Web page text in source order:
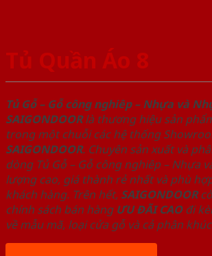
Tủ Quần Áo 8
Tủ Gỗ – Gỗ công nghiêp – Nhựa và
SAIGONDOORlà thương hiệu sản
trong một chuỗi các hệ thống
SAIGONDOOR. Chuyên sản xuất và
dòng Tủ Gỗ – Gỗ công nghiêp – Nhựa
lượng cao, giá thành rẻ nhất và phù
khách hàng. Trên hết, SAIGONDOOR
chính sách bán hàng ƯU ĐÃI CAOđi
về mẫu mã, loại cửa gỗ và cả phân